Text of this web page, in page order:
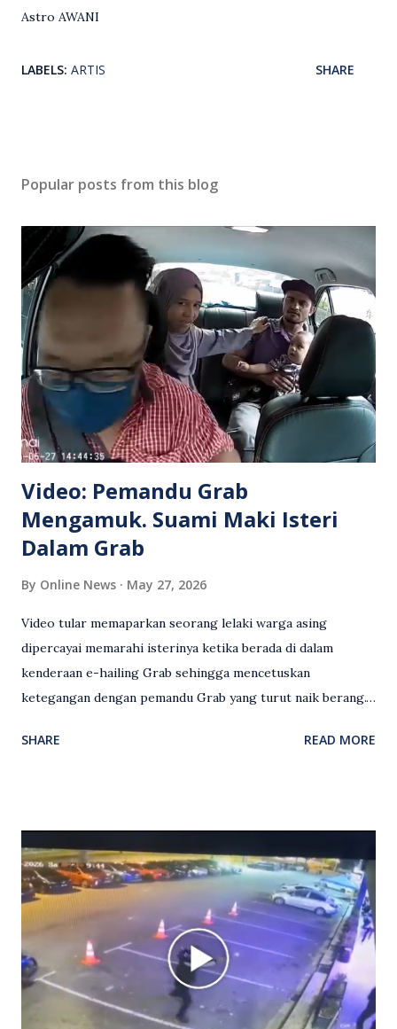
Astro AWANI
LABELS: ARTIS SHARE
Popular posts from this blog
Video: Pemandu Grab
Mengamuk. Suami Maki Isteri
Dalam Grab
By Online News May 27, 2026
Video tular memaparkan seorang lelaki warga asing
dipercayai memarahi isterinya ketika berada di dalam
kenderaan e-hailing Grab sehingga mencetuskan
ketegangan dengan pemandu Grab yang turut naik berang.
antara seorang lelaki warga asing dengan pemandu Grab
Grab bertindak mempertahankan wanita terbabit sebelum
berlaku pertikaman lidah antara kedua-dua pihak. Video
berkenaan kini tular di media sosial dan mendapat pelbagai
reaksi orang ramai. Antara komen orang awam yang tular di
media sosial mengenai insiden tersebut ialah ramai yang
meluahkan rasa marah terhadap tindakan lelaki berkenaan
serta memuji pemandu Grab kerana campur tangan.
Sebahagian netizen turut meminta pihak berkuasa
SHARE READ MORE